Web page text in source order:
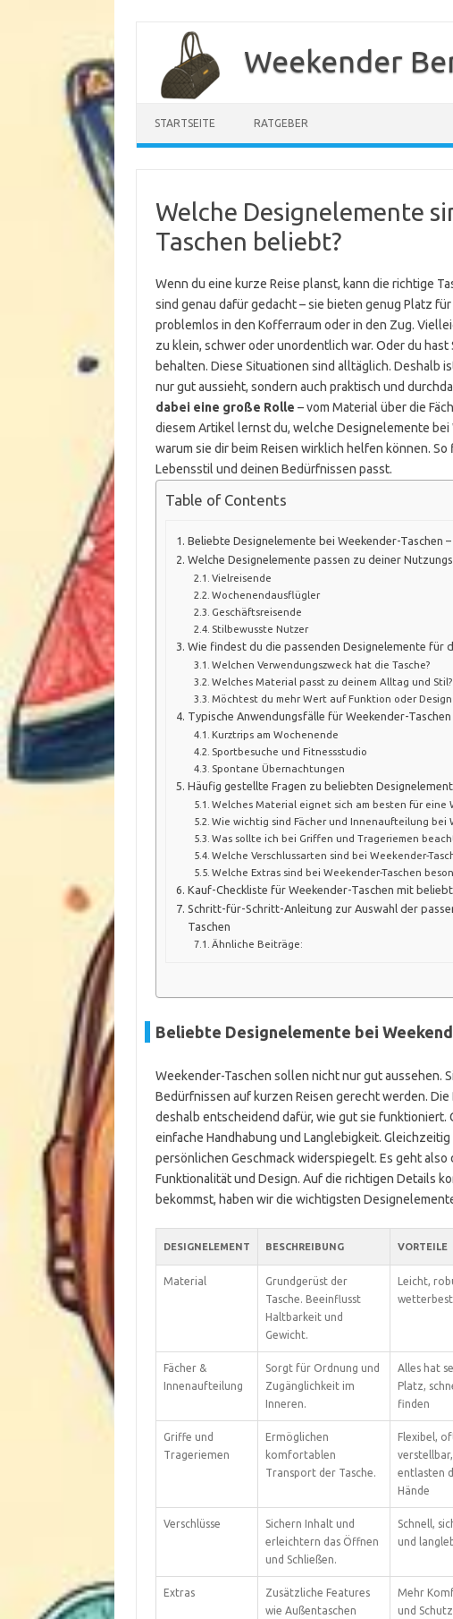
springen
Weekender
STARTSEITE RATGEBER
Welche Designelemente
Taschen beliebt?
Wenn du eine kurze Reise planst, kann die richtige
sind genau dafür gedacht – sie bieten genug Platz
problemlos in den Kofferraum oder in den Zug.
zu klein, schwer oder unordentlich war. Oder du
behalten. Diese Situationen sind alltäglich. Deshalb
nur gut aussieht, sondern auch praktisch und
dabei eine große Rolle – vom Material über die
diesem Artikel lernst du, welche Designelemente
warum sie dir beim Reisen wirklich helfen können.
Lebensstil und deinen Bedürfnissen passt.
Table of Contents
Beliebte Designelemente bei Weekender-Taschen
Welche Designelemente passen zu deiner
Vielreisende
Wochenendausflügler
Geschäftsreisende
Stilbewusste Nutzer
Wie findest du die passenden Designelemente für
Welchen Verwendungszweck hat die Tasche?
Welches Material passt zu deinem Alltag und Stil?
Möchtest du mehr Wert auf Funktion oder Design
Typische Anwendungsfälle für Weekender-
Kurztrips am Wochenende
Sportbesuche und Fitnessstudio
Spontane Übernachtungen
Häufig gestellte Fragen zu beliebten
Welches Material eignet sich am besten für eine
Wie wichtig sind Fächer und Innenaufteilung bei
Was sollte ich bei Griffen und Trageriemen
Welche Verschlussarten sind bei Weekender-
Welche Extras sind bei Weekender-Taschen
Kauf-Checkliste für Weekender-Taschen mit
Schritt-für-Schritt-Anleitung zur Auswahl der
Taschen
Ähnliche Beiträge:
Beliebte Designelemente bei
Weekender-Taschen sollen nicht nur gut aussehen.
Bedürfnissen auf kurzen Reisen gerecht werden.
deshalb entscheidend dafür, wie gut sie funktioniert.
einfache Handhabung und Langlebigkeit.
persönlichen Geschmack widerspiegelt. Es geht
Funktionalität und Design. Auf die richtigen Details
bekommst, haben wir die wichtigsten
DESIGNELEMENT BESCHREIBUNG VORTEILE
Material
Grundgerüst der
Tasche. Beeinflusst
Haltbarkeit und
Gewicht.
Leicht,
Fächer &
Innenaufteilung
Sorgt für Ordnung und
Zugänglichkeit im
Inneren.
Alles hat
Platz,
finden
Griffe und
Trageriemen
Ermöglichen
komfortablen
Transport der Tasche.
Flexibel,
verstellbar,
entlasten
Hände
Verschlüsse
Sichern Inhalt und
erleichtern das Öffnen
und Schließen.
Schnell,
und
Extras
Zusätzliche Features
wie Außentaschen
Mehr
und